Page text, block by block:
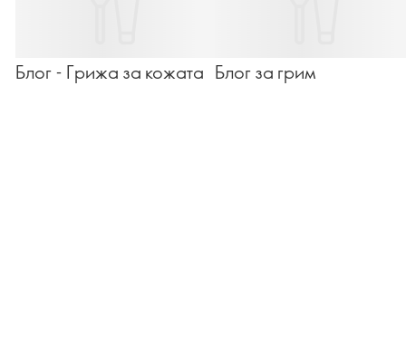
Блог - Грижа за кожата Блог за грим